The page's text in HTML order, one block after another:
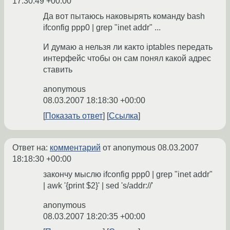
Да вот пытаюсь наковырять команду bash
ifconfig ppp0 | grep "inet addr" ...
И думаю а нельзя ли както iptables передать
интерфейс чтобы он сам понял какой адрес
ставить
anonymous
08.03.2007 18:18:30 +00:00
Показать ответ
Ссылка
Ответ на: комментарий от anonymous 08.03.2007
18:18:30 +00:00
закончу мыслю ifconfig ppp0 | grep "inet addr"
| awk '{print $2}' | sed 's/addr://'
anonymous
08.03.2007 18:20:35 +00:00